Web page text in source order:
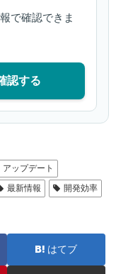
で確認できま
認する
アップデート
最新情報 開発効率
はてブ